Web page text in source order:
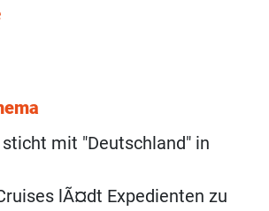
mit "Deutschland" in
lÃ¤dt Expedienten zu